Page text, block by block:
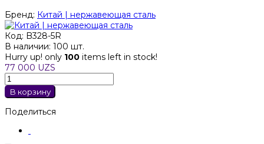
Бренд: Китай | нержавеющая сталь
Код: B328-5R
В наличии: 100 шт.
Hurry up! only 100 items left in stock!
77 000 UZS
В корзину
Поделиться